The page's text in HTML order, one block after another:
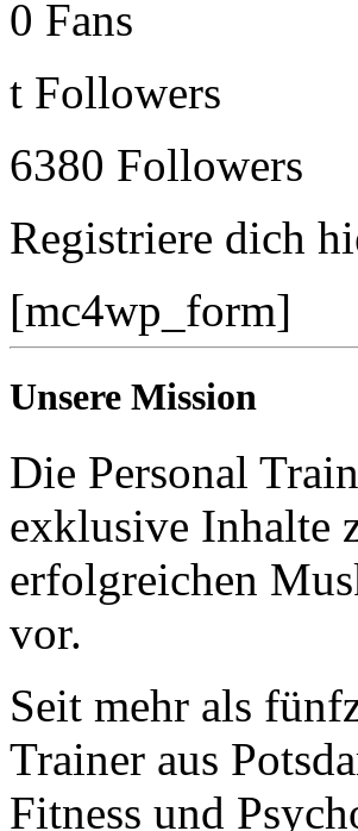
0 Fans
t Followers
6380 Followers
Registriere dich
[mc4wp_form]
Unsere Mission
Die Personal
exklusive Inhalte
erfolgreichen
vor.
Seit mehr als
Trainer aus
Fitness und